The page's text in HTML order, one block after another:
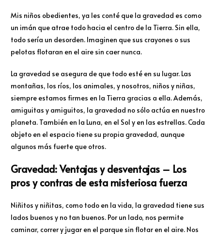
Mis niños obedientes, ya les conté que la gravedad es como
un imán que atrae todo hacia el centro de la Tierra. Sin ella,
todo sería un desorden. Imaginen que sus crayones o sus
pelotas flotaran en el aire sin caer nunca.
La gravedad se asegura de que todo esté en su lugar. Las
montañas, los ríos, los animales, y nosotros, niños y niñas,
siempre estamos firmes en la Tierra gracias a ella. Además,
amiguitas y amiguitos, la gravedad no sólo actúa en nuestro
planeta. También en la Luna, en el Sol y en las estrellas. Cada
objeto en el espacio tiene su propia gravedad, aunque
algunos más fuerte que otros.
Gravedad: Ventajas y desventajas – Los
pros y contras de esta misteriosa fuerza
Niñitos y niñitas, como todo en la vida, la gravedad tiene sus
lados buenos y no tan buenos. Por un lado, nos permite
caminar, correr y jugar en el parque sin flotar en el aire. Nos